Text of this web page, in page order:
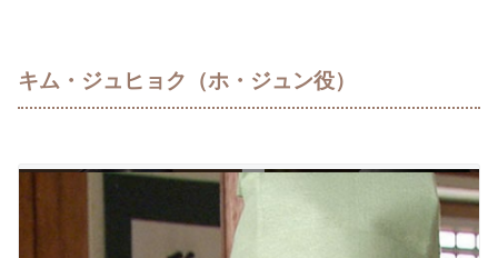
キム・ジュヒョク（ホ・ジュン役）